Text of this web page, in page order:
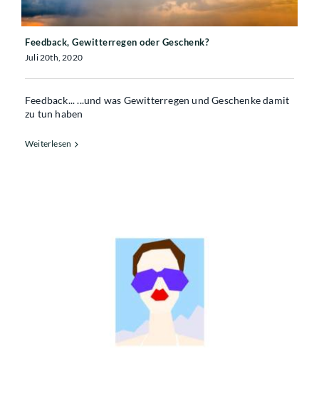
Feedback, Gewitterregen oder Geschenk?
Juli 20th, 2020
Feedback... ...und was Gewitterregen und Geschenke damit
zu tun haben
Weiterlesen
HAPPINESS UND NEIN SAGEN